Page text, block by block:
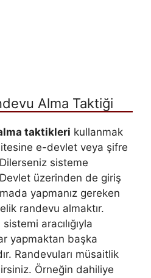
Alma Taktiği
taktikleri kullanmak
e-devlet veya şifre
Dilerseniz sisteme
üzerinden de giriş
yapmanız gereken
randevu almaktır.
aracılığıyla
yapmaktan başka
Randevuları müsaitlik
Örneğin dahiliye